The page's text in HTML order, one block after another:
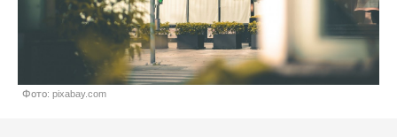
Фото: pixabay.com